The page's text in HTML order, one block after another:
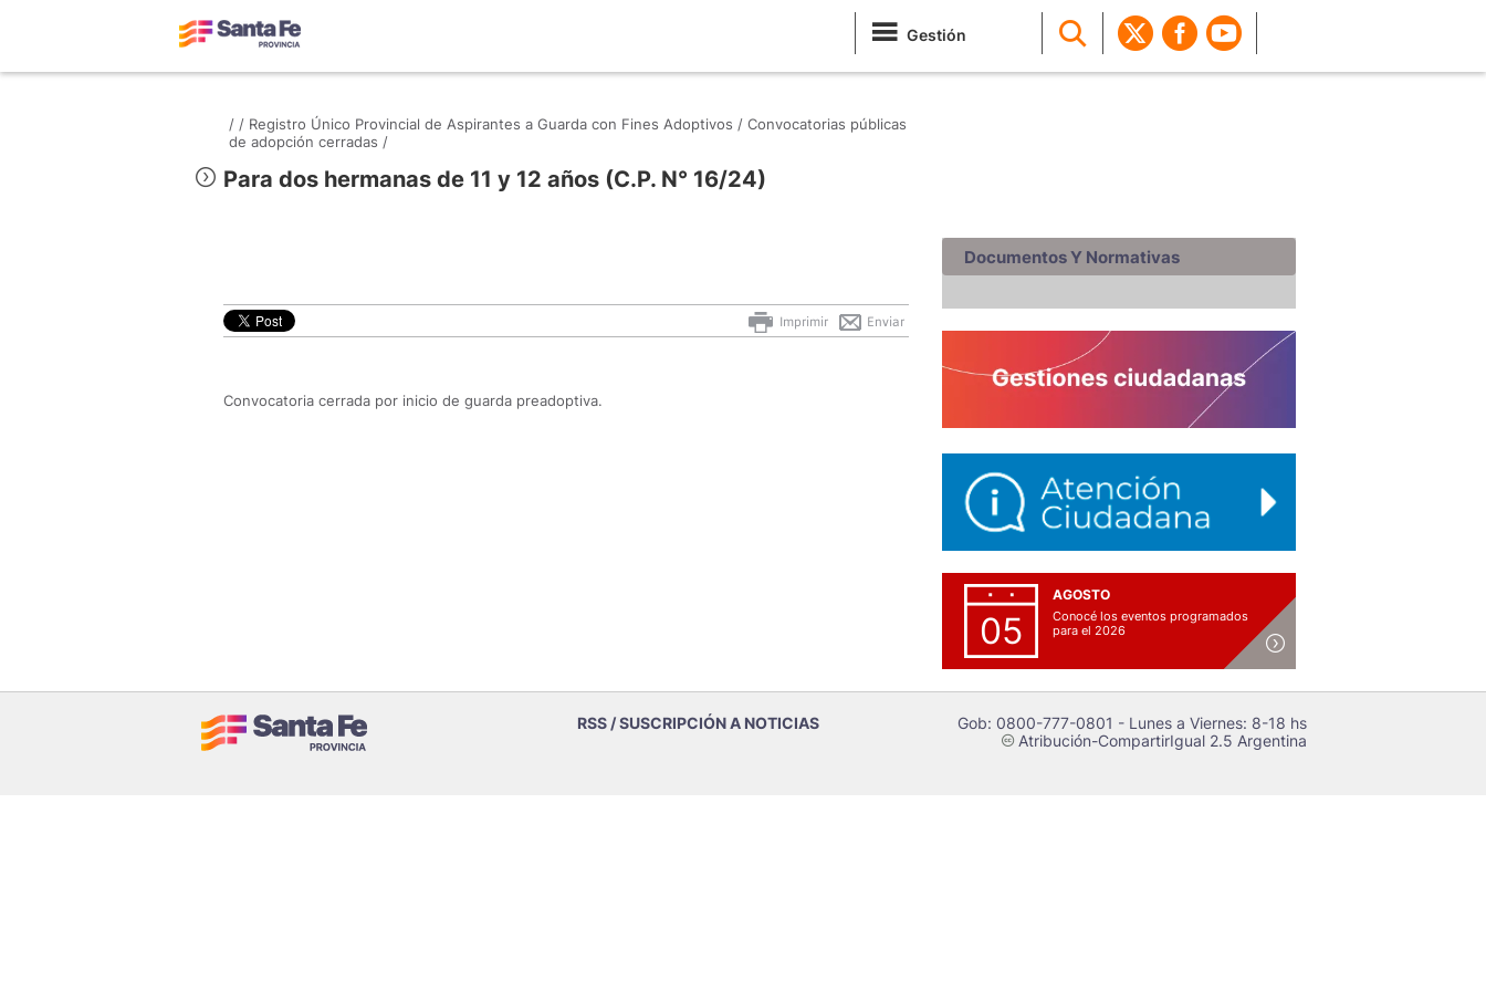
Gestión
/ / Registro Único Provincial de Aspirantes a Guarda con Fines Adoptivos / Convocatorias públicas
de adopción cerradas /
Para dos hermanas de 11 y 12 años (C.P. N° 16/24)
Enviar
Imprimir
Convocatoria cerrada por inicio de guarda preadoptiva.
Documentos Y Normativas
05
AGOSTO
Conocé los eventos programados
para el 2026
RSS / SUSCRIPCIÓN A NOTICIAS Gob: 0800-777-0801 - Lunes a Viernes: 8-18 hs
cAtribución-CompartirIgual 2.5 Argentina